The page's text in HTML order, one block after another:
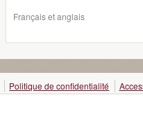
Français et anglais
Politique de confidentialité